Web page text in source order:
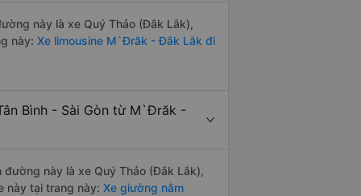
này là xe Quý Thảo (Đắk Lắk),
này: Xe limousine M`Đrăk - Đắk Lắk đi
Bình - Sài Gòn từ M`Đrăk -
này là xe Quý Thảo (Đắk Lắk),
này tại trang này: Xe giường nằm